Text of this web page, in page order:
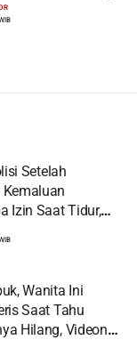
Setelah
Izin Saat Tidur,
Terbangun
Wanita Ini
Saat Tahu
Hilang, Videonya